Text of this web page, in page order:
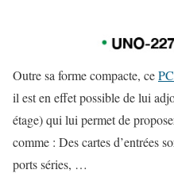
Outre sa forme compacte, ce
il est en effet possible de lui
étage) qui lui permet de
comme : Des cartes d’entrées
ports séries, …